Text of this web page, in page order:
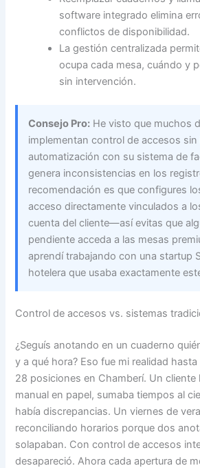
software integrado elimina
conflictos de disponibilidad.
La gestión centralizada
ocupa cada mesa, cuándo y
sin intervención.
Consejo Pro: He visto que muchos
implementan control de accesos sin
automatización con su sistema de
genera inconsistencias en los
recomendación es que configures
acceso directamente vinculados a
cuenta del cliente—así evitas que
pendiente acceda a las mesas
aprendí trabajando con una startup
hotelera que usaba exactamente
Control de accesos vs. sistemas
¿Seguís anotando en un cuaderno
y a qué hora? Eso fue mi realidad
28 posiciones en Chamberí. Un cliente
manual en papel, sumaba tiempos al
había discrepancias. Un viernes de
reconciliando horarios porque dos
solapaban. Con control de accesos
desapareció. Ahora cada apertura de